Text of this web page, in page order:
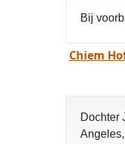
Bij
Chiem
Dochter